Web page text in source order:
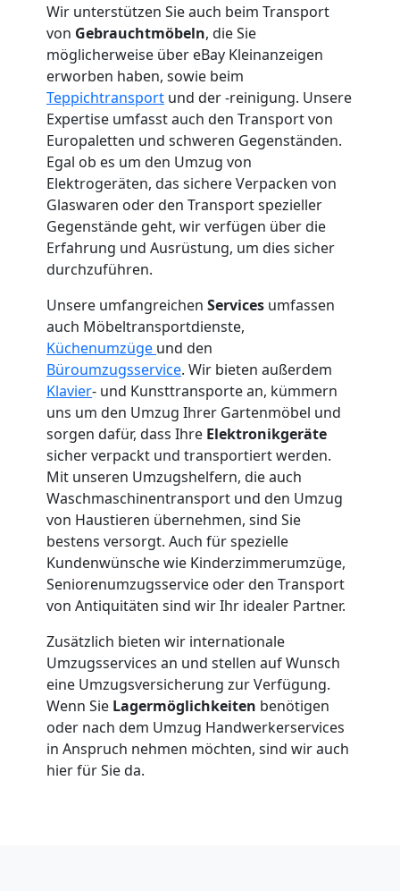
Wir unterstützen Sie auch beim Transport
von Gebrauchtmöbeln, die Sie
möglicherweise über eBay Kleinanzeigen
erworben haben, sowie beim
Teppichtransport und der -reinigung. Unsere
Expertise umfasst auch den Transport von
Europaletten und schweren Gegenständen.
Egal ob es um den Umzug von
Elektrogeräten, das sichere Verpacken von
Glaswaren oder den Transport spezieller
Gegenstände geht, wir verfügen über die
Erfahrung und Ausrüstung, um dies sicher
durchzuführen.
Unsere umfangreichen Services umfassen
auch Möbeltransportdienste,
Küchenumzüge und den
Büroumzugsservice. Wir bieten außerdem
Klavier- und Kunsttransporte an, kümmern
uns um den Umzug Ihrer Gartenmöbel und
sorgen dafür, dass Ihre Elektronikgeräte
sicher verpackt und transportiert werden.
Mit unseren Umzugshelfern, die auch
Waschmaschinentransport und den Umzug
von Haustieren übernehmen, sind Sie
bestens versorgt. Auch für spezielle
Kundenwünsche wie Kinderzimmerumzüge,
Seniorenumzugsservice oder den Transport
von Antiquitäten sind wir Ihr idealer Partner.
Zusätzlich bieten wir internationale
Umzugsservices an und stellen auf Wunsch
eine Umzugsversicherung zur Verfügung.
Wenn Sie Lagermöglichkeiten benötigen
oder nach dem Umzug Handwerkerservices
in Anspruch nehmen möchten, sind wir auch
hier für Sie da.
Mann
LKW
Wolfsberg
Kunsttransport
Wolfsberg
Umzug
Wolfsberg
Mann
LKW
Möbellift
Wolfsberg